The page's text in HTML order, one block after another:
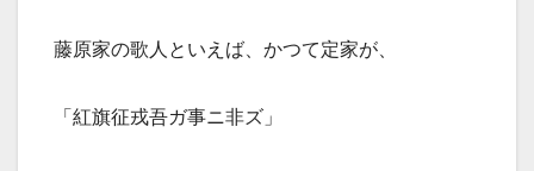
藤原家の歌人といえば、かつて定家が、
「紅旗征戎吾ガ事ニ非ズ」